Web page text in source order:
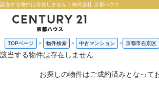
該当する物件は存在しません｜株式会社 京都ハウス
TOPページ 物件検索 中古マンション 京都市右京区
該当する物件は存在しません
お探しの物件はご成約済みとなって